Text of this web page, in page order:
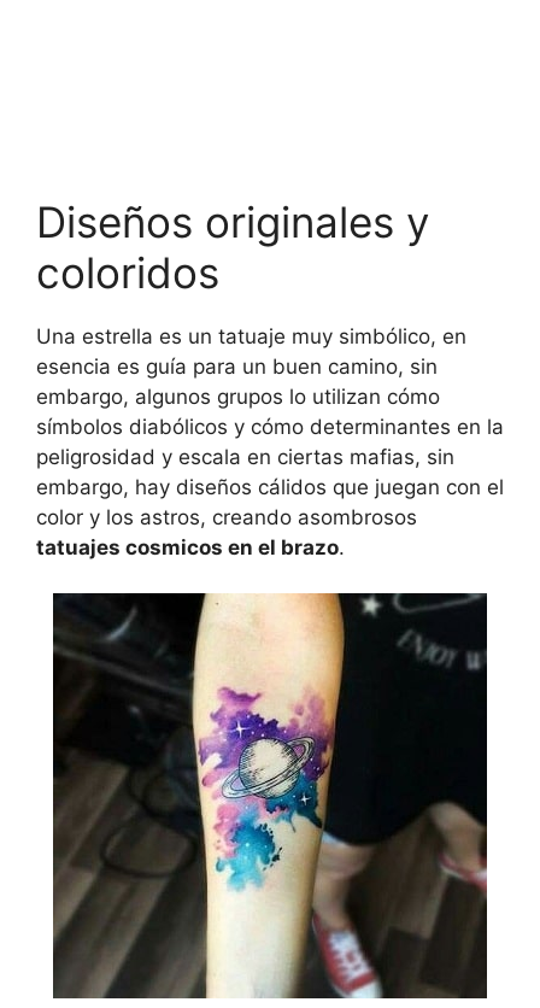
Diseños originales y
coloridos
Una estrella es un tatuaje muy simbólico, en
esencia es guía para un buen camino, sin
embargo, algunos grupos lo utilizan cómo
símbolos diabólicos y cómo determinantes en la
peligrosidad y escala en ciertas mafias, sin
embargo, hay diseños cálidos que juegan con el
color y los astros, creando asombrosos
tatuajes cosmicos en el brazo.